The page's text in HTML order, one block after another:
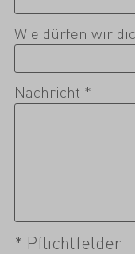
Wie dürfen wir
Nachricht *
* Pflichtfelder